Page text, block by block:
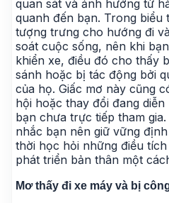
quan sát và ảnh hưởng từ
quanh đến bạn. Trong biểu
tượng trưng cho hướng đi
soát cuộc sống, nên khi
khiển xe, điều đó cho thấy
sánh hoặc bị tác động bởi
của họ. Giấc mơ này cũng
hội hoặc thay đổi đang
bạn chưa trực tiếp tham
nhắc bạn nên giữ vững
thời học hỏi những điều
phát triển bản thân một
Mơ thấy đi xe máy và bị